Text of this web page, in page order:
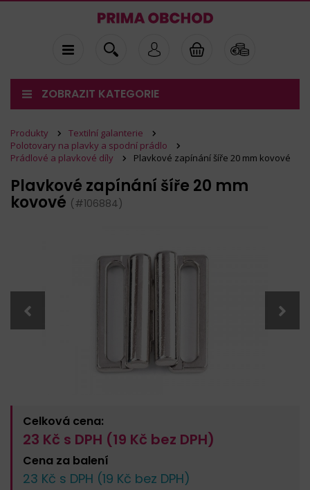
ZOBRAZIT KATEGORIE
Produkty
Textilní galanterie
Polotovary na plavky a spodní prádlo
Prádlové a plavkové díly
Plavkové zapínání šíře 20 mm kovové
Plavkové zapínání šíře 20 mm
kovové (#106884)
Celková cena:
23 Kč s DPH (19 Kč bez DPH)
Cena za balení
23 Kč s DPH (19 Kč bez DPH)